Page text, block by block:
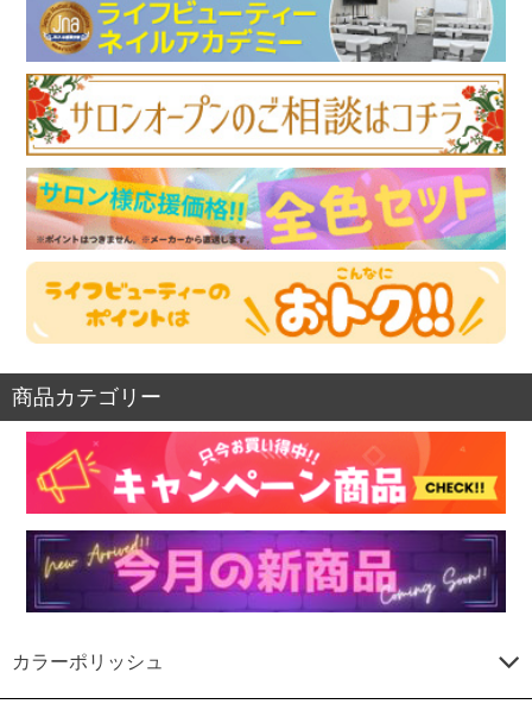
商品カテゴリー
カラーポリッシュ